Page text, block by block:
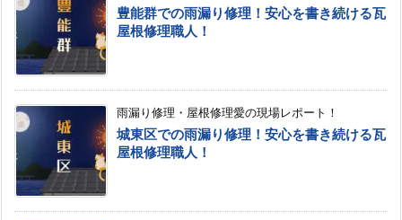
豊能群での雨漏り修理！安心を書き続ける瓦
屋根修理職人！
雨漏り修理・屋根修理愛の現場レポート！
城東区での雨漏り修理！安心を書き続ける瓦
屋根修理職人！